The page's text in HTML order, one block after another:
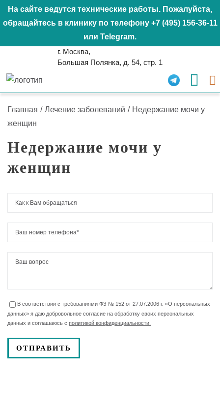
На сайте ведутся технические работы. Пожалуйста,
обращайтесь в клинику по телефону +7 (495) 156-36-11
или Telegram.
г. Москва,
Большая Полянка, д. 54, стр. 1
Главная / Лечение заболеваний / Недержание мочи у
женщин
Недержание мочи у
женщин
В соответствии с требованиями ФЗ № 152 от 27.07.2006 г. «О персональных
данных» я даю добровольное согласие на обработку своих персональных
данных и соглашаюсь с политикой конфиденциальности.